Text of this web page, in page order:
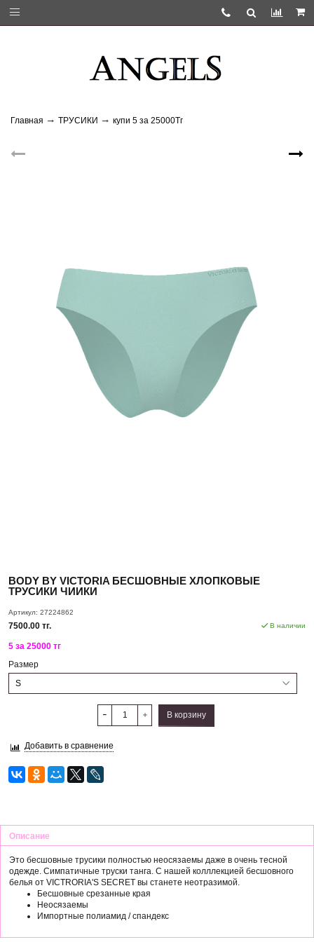
Главная ТРУСИКИ купи 5 за 25000Тг
BODY BY VICTORIA БЕСШОВНЫЕ ХЛОПКОВЫЕ
ТРУСИКИ ЧИИКИ
Артикул: 27224862
7500.00 тг. В наличии
5 за 25000 тг
Размер
В корзину
Добавить в сравнение
Описание
Это бесшовные трусики полностью неосязаемы даже в очень тесной
одежде. Симпатичные труски танга. С нашей колллекцией бесшовного
белья от VICTRORIA'S SECRET вы станете неотразимой.
Бесшовные срезанные края
Неосязаемы
Импортные полиамид / спандекс